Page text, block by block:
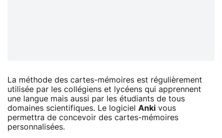
La méthode des cartes-mémoires est régulièrement
utilisée par les collégiens et lycéens qui apprennent
une langue mais aussi par les étudiants de tous
domaines scientifiques. Le logiciel Anki vous
permettra de concevoir des cartes-mémoires
personnalisées.